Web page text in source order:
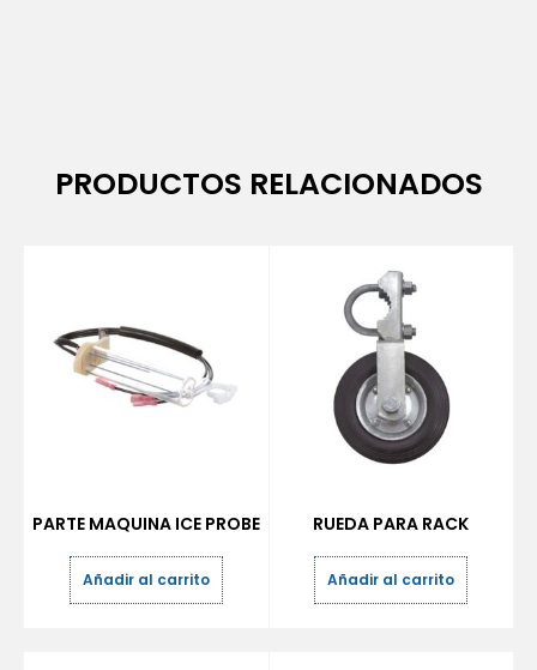
PRODUCTOS RELACIONADOS
PARTE MAQUINA ICE PROBE
Añadir al carrito
RUEDA PARA RACK
Añadir al carrito